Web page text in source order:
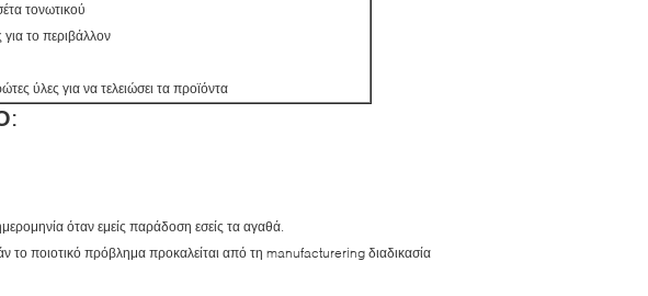
τονωτικού
για το περιβάλλον
ύλες για να τελειώσει τα προϊόντα
όταν εμείς παράδοση εσείς τα αγαθά.
το ποιοτικό πρόβλημα προκαλείται από τη manufacturering διαδικασία